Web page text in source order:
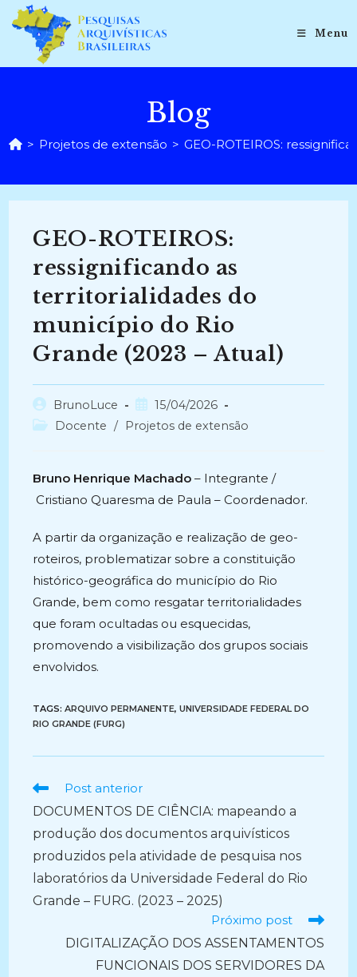
para
conteúdo
Menu
Blog
> Projetos de extensão > GEO-ROTEIROS:
GEO-ROTEIROS:
ressignificando as
territorialidades do
município do Rio
Grande (2023 – Atual)
Autor
do
BrunoLuce
Post
publicado:
15/04/2026
Categoria
Docente / Projetos de extensão
Bruno Henrique Machado – Integrante /
Cristiano Quaresma de Paula – Coordenador.
A partir da organização e realização de geo-
roteiros, problematizar sobre a constituição
histórico-geográfica do município do Rio
Grande, bem como resgatar territorialidades
que foram ocultadas ou esquecidas,
promovendo a visibilização dos grupos sociais
envolvidos.
TAGS:ARQUIVO PERMANENTE, UNIVERSIDADE FEDERAL DO
RIO GRANDE (FURG)
Ler
artigos
Post anterior
DOCUMENTOS DE CIÊNCIA: mapeando a
produção dos documentos arquivísticos
produzidos pela atividade de pesquisa nos
laboratórios da Universidade Federal do Rio
Grande – FURG. (2023 – 2025)
Próximo post
DIGITALIZAÇÃO DOS ASSENTAMENTOS
FUNCIONAIS DOS SERVIDORES DA